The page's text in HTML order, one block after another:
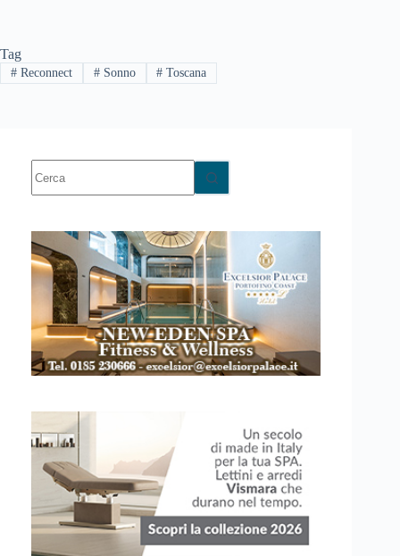
Tag
#Reconnect #Sonno # Toscana
risultato